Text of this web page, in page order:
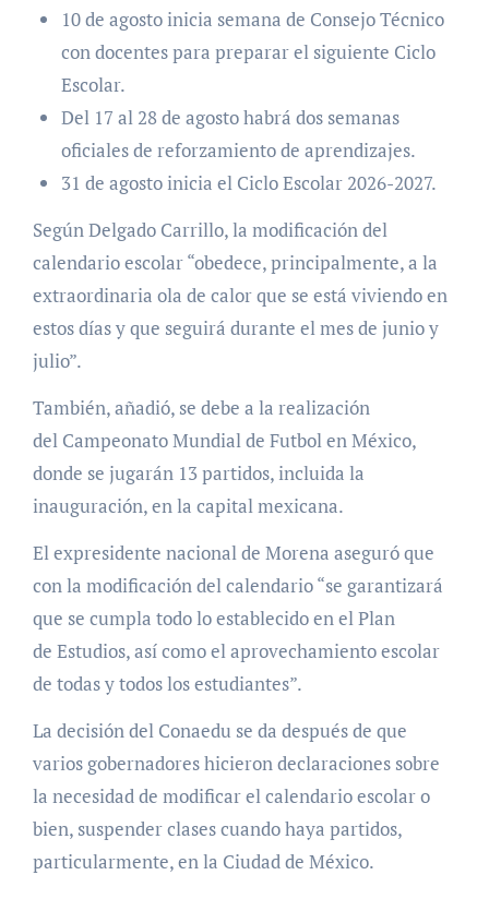
10 de agosto inicia semana de Consejo Técnico
con docentes para preparar el siguiente Ciclo
Escolar.
Del 17 al 28 de agosto habrá dos semanas
oficiales de reforzamiento de aprendizajes.
31 de agosto inicia el Ciclo Escolar 2026-2027.
Según Delgado Carrillo, la modificación del
calendario escolar “obedece, principalmente, a la
extraordinaria ola de calor que se está viviendo en
estos días y que seguirá durante el mes de junio y
julio”.
También, añadió, se debe a la realización
del Campeonato Mundial de Futbol en México,
donde se jugarán 13 partidos, incluida la
inauguración, en la capital mexicana.
El expresidente nacional de Morena aseguró que
con la modificación del calendario “se garantizará
que se cumpla todo lo establecido en el Plan
de Estudios, así como el aprovechamiento escolar
de todas y todos los estudiantes”.
La decisión del Conaedu se da después de que
varios gobernadores hicieron declaraciones sobre
la necesidad de modificar el calendario escolar o
bien, suspender clases cuando haya partidos,
particularmente, en la Ciudad de México.